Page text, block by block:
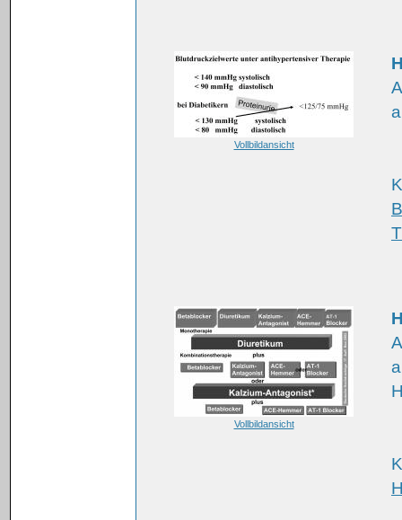
Vollbildansicht
Vollbildansicht